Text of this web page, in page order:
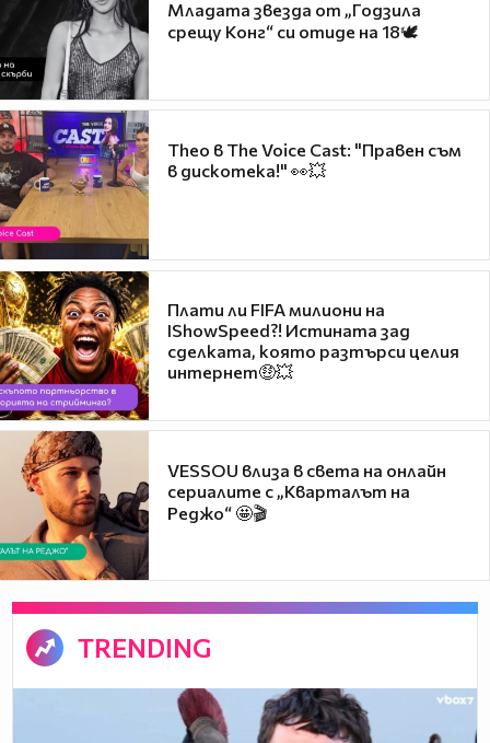
TRENDING
Младата звезда от „Годзила
срещу Конг“ си отиде на 18🕊️
Theo в The Voice Cast: "Правен съм
в дискотека!" 👀💥
Плати ли FIFA милиони на
IShowSpeed?! Истината зад
сделката, която разтърси целия
интернет🤑💥
VESSOU влиза в света на онлайн
сериалите с „Кварталът на
Реджо“ 🤩🎬